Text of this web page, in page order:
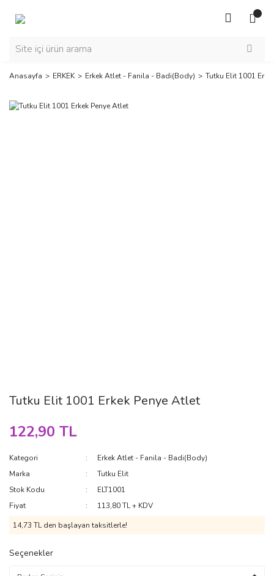
Anasayfa ERKEK Erkek Atlet - Fanila - Badi(Body) Tutku Elit 1001
Tutku Elit 1001 Erkek Penye Atlet
122,90 TL
Kategori
Erkek Atlet - Fanila - Badi(Body)
Marka
Tutku Elit
Stok Kodu
ELT1001
Fiyat
113,80 TL + KDV
14,73 TL den başlayan taksitlerle!
Seçenekler